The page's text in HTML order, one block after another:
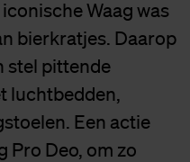
Waag was
bierkratjes. Daarop
stel pittende
luchtbedden,
Een actie
Pro Deo, om zo